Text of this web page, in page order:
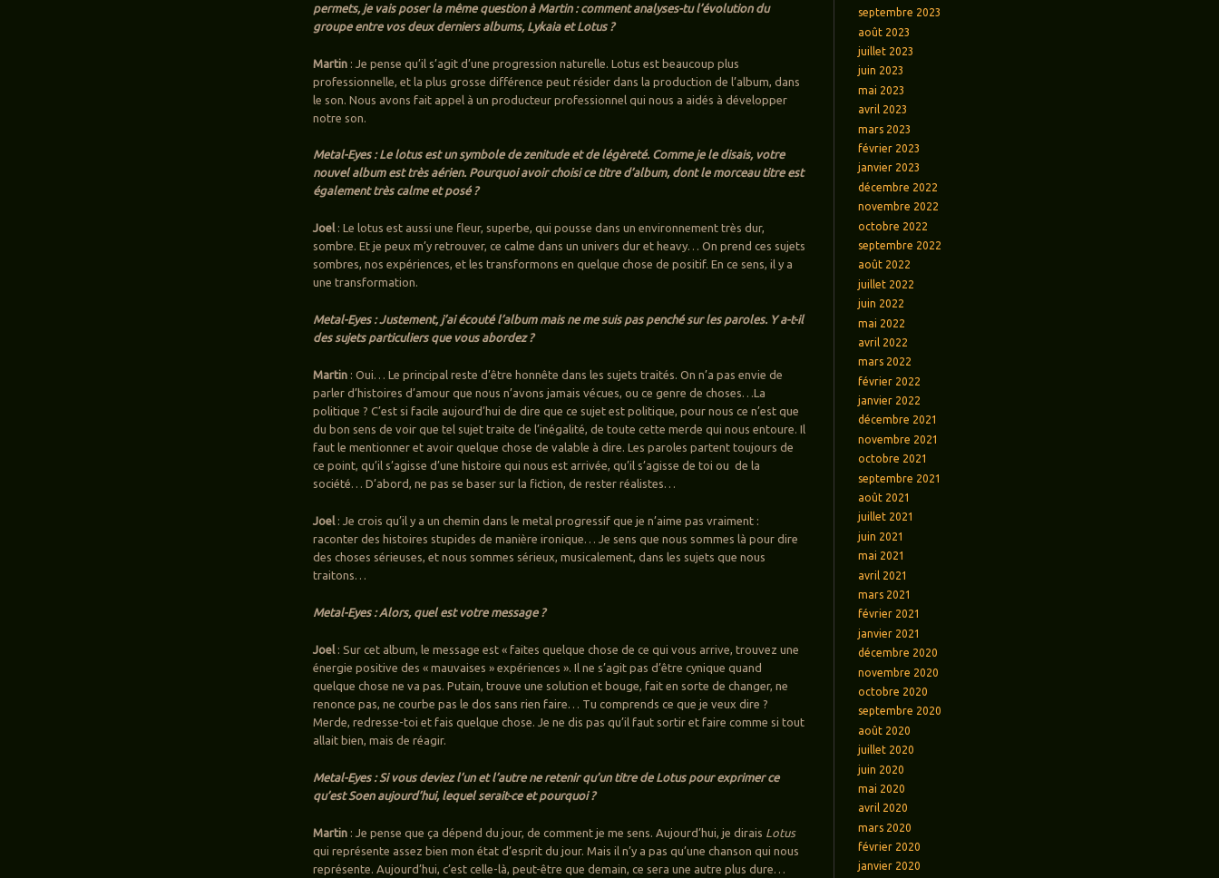
permets, je vais poser la même question à Martin : comment analyses-tu l’évolution du
groupe entre vos deux derniers albums, Lykaia et Lotus ?
Martin : Je pense qu’il s’agit d’une progression naturelle. Lotus est beaucoup plus
professionnelle, et la plus grosse différence peut résider dans la production de l’album, dans
le son. Nous avons fait appel à un producteur professionnel qui nous a aidés à développer
notre son.
Metal-Eyes : Le lotus est un symbole de zenitude et de légèreté. Comme je le disais, votre
nouvel album est très aérien. Pourquoi avoir choisi ce titre d’album, dont le morceau titre est
également très calme et posé ?
Joel : Le lotus est aussi une fleur, superbe, qui pousse dans un environnement très dur,
sombre. Et je peux m’y retrouver, ce calme dans un univers dur et heavy… On prend ces sujets
sombres, nos expériences, et les transformons en quelque chose de positif. En ce sens, il y a
une transformation.
Metal-Eyes : Justement, j’ai écouté l’album mais ne me suis pas penché sur les paroles. Y a-t-il
des sujets particuliers que vous abordez ?
Martin : Oui… Le principal reste d’être honnête dans les sujets traités. On n’a pas envie de
parler d’histoires d’amour que nous n’avons jamais vécues, ou ce genre de choses…La
politique ? C’est si facile aujourd’hui de dire que ce sujet est politique, pour nous ce n’est que
du bon sens de voir que tel sujet traite de l’inégalité, de toute cette merde qui nous entoure. Il
faut le mentionner et avoir quelque chose de valable à dire. Les paroles partent toujours de
ce point, qu’il s’agisse d’une histoire qui nous est arrivée, qu’il s’agisse de toi ou de la
société… D’abord, ne pas se baser sur la fiction, de rester réalistes…
Joel : Je crois qu’il y a un chemin dans le metal progressif que je n’aime pas vraiment :
raconter des histoires stupides de manière ironique… Je sens que nous sommes là pour dire
des choses sérieuses, et nous sommes sérieux, musicalement, dans les sujets que nous
traitons…
Metal-Eyes : Alors, quel est votre message ?
Joel : Sur cet album, le message est « faites quelque chose de ce qui vous arrive, trouvez une
énergie positive des « mauvaises » expériences ». Il ne s’agit pas d’être cynique quand
quelque chose ne va pas. Putain, trouve une solution et bouge, fait en sorte de changer, ne
renonce pas, ne courbe pas le dos sans rien faire… Tu comprends ce que je veux dire ?
Merde, redresse-toi et fais quelque chose. Je ne dis pas qu’il faut sortir et faire comme si tout
allait bien, mais de réagir.
Metal-Eyes : Si vous deviez l’un et l’autre ne retenir qu’un titre de Lotus pour exprimer ce
qu’est Soen aujourd’hui, lequel serait-ce et pourquoi ?
Martin : Je pense que ça dépend du jour, de comment je me sens. Aujourd’hui, je dirais Lotus
qui représente assez bien mon état d’esprit du jour. Mais il n’y a pas qu’une chanson qui nous
représente. Aujourd’hui, c’est celle-là, peut-être que demain, ce sera une autre plus dure…
septembre 2023
août 2023
juillet 2023
juin 2023
mai 2023
avril 2023
mars 2023
février 2023
janvier 2023
décembre 2022
novembre 2022
octobre 2022
septembre 2022
août 2022
juillet 2022
juin 2022
mai 2022
avril 2022
mars 2022
février 2022
janvier 2022
décembre 2021
novembre 2021
octobre 2021
septembre 2021
août 2021
juillet 2021
juin 2021
mai 2021
avril 2021
mars 2021
février 2021
janvier 2021
décembre 2020
novembre 2020
octobre 2020
septembre 2020
août 2020
juillet 2020
juin 2020
mai 2020
avril 2020
mars 2020
février 2020
janvier 2020